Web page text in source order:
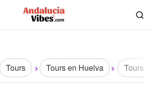
Tours Tours en Huelva Tours y